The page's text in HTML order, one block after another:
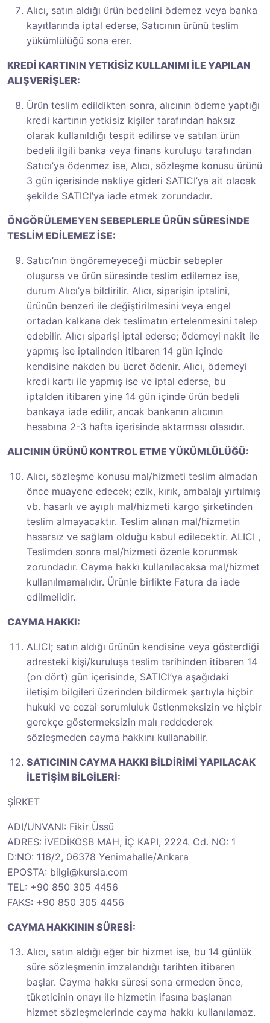
Alıcı, satın aldığı ürün bedelini ödemez veya banka
kayıtlarında iptal ederse, Satıcının ürünü teslim
yükümlülüğü sona erer.
KREDİ KARTININ YETKİSİZ KULLANIMI İLE YAPILAN
ALIŞVERİŞLER:
Ürün teslim edildikten sonra, alıcının ödeme yaptığı
kredi kartının yetkisiz kişiler tarafından haksız
olarak kullanıldığı tespit edilirse ve satılan ürün
bedeli ilgili banka veya finans kuruluşu tarafından
Satıcı’ya ödenmez ise, Alıcı, sözleşme konusu ürünü
3 gün içerisinde nakliye gideri SATICI’ya ait olacak
şekilde SATICI’ya iade etmek zorundadır.
ÖNGÖRÜLEMEYEN SEBEPLERLE ÜRÜN SÜRESİNDE
TESLİM EDİLEMEZ İSE:
Satıcı’nın öngöremeyeceği mücbir sebepler
oluşursa ve ürün süresinde teslim edilemez ise,
durum Alıcı’ya bildirilir. Alıcı, siparişin iptalini,
ürünün benzeri ile değiştirilmesini veya engel
ortadan kalkana dek teslimatın ertelenmesini talep
edebilir. Alıcı siparişi iptal ederse; ödemeyi nakit ile
yapmış ise iptalinden itibaren 14 gün içinde
kendisine nakden bu ücret ödenir. Alıcı, ödemeyi
kredi kartı ile yapmış ise ve iptal ederse, bu
iptalden itibaren yine 14 gün içinde ürün bedeli
bankaya iade edilir, ancak bankanın alıcının
hesabına 2-3 hafta içerisinde aktarması olasıdır.
ALICININ ÜRÜNÜ KONTROL ETME YÜKÜMLÜLÜĞÜ:
Alıcı, sözleşme konusu mal/hizmeti teslim almadan
önce muayene edecek; ezik, kırık, ambalajı yırtılmış
vb. hasarlı ve ayıplı mal/hizmeti kargo şirketinden
teslim almayacaktır. Teslim alınan mal/hizmetin
hasarsız ve sağlam olduğu kabul edilecektir. ALICI ,
Teslimden sonra mal/hizmeti özenle korunmak
zorundadır. Cayma hakkı kullanılacaksa mal/hizmet
kullanılmamalıdır. Ürünle birlikte Fatura da iade
edilmelidir.
CAYMA HAKKI:
ALICI; satın aldığı ürünün kendisine veya gösterdiği
adresteki kişi/kuruluşa teslim tarihinden itibaren 14
(on dört) gün içerisinde, SATICI’ya aşağıdaki
iletişim bilgileri üzerinden bildirmek şartıyla hiçbir
hukuki ve cezai sorumluluk üstlenmeksizin ve hiçbir
gerekçe göstermeksizin malı reddederek
sözleşmeden cayma hakkını kullanabilir.
SATICININ CAYMA HAKKI BİLDİRİMİ YAPILACAK
İLETİŞİM BİLGİLERİ:
ŞİRKET
ADI/UNVANI: Fikir Üssü
ADRES: İVEDİKOSB MAH, İÇ KAPI, 2224. Cd. NO: 1
D:NO: 116/2, 06378 Yenimahalle/Ankara
EPOSTA: bilgi@kursla.com
TEL: +90 850 305 4456
FAKS: +90 850 305 4456
CAYMA HAKKININ SÜRESİ:
Alıcı, satın aldığı eğer bir hizmet ise, bu 14 günlük
süre sözleşmenin imzalandığı tarihten itibaren
başlar. Cayma hakkı süresi sona ermeden önce,
tüketicinin onayı ile hizmetin ifasına başlanan
hizmet sözleşmelerinde cayma hakkı kullanılamaz.